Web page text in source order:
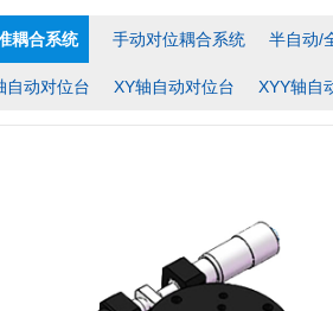
耦合系统 手动对位耦合系统 半自动/
自动对位台 XY轴自动对位台 XYY轴自